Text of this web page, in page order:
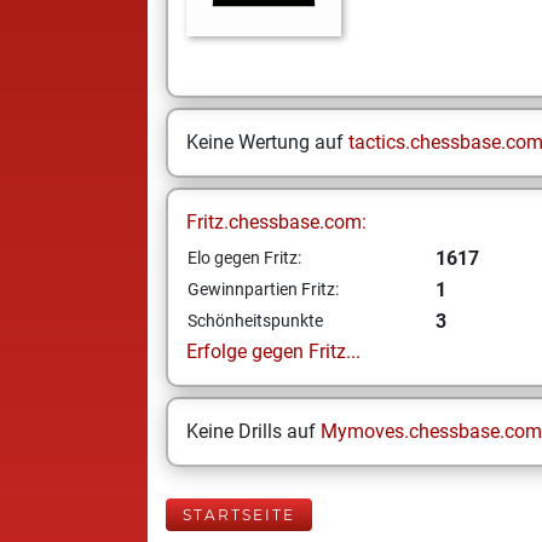
Keine Wertung auf tactics.chessbase.com
Fritz.chessbase.com:
Elo gegen Fritz: 1617
Gewinnpartien Fritz: 1
Schönheitspunkte
3
Erfolge gegen Fritz...
Keine Drills auf Mymoves.chessbase.com
STARTSEITE